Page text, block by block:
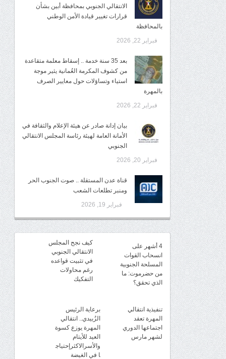
الانتقالي الجنوبي بمحافظة أبين بشأن
قرارات تغيير قيادة الأمن الوطني
بالمحافظة
فبراير 22, 2026
بعد 35 سنة خدمة .. إسقاط معلمة متقاعدة
من كشوف المكرمة العُمانية يثير موجة
استياء وتساؤلات حول معايير الصرف
بالمهرة
فبراير 22, 2026
بيان إدانة صادر عن هيئة الإعلام والثقافة في
الأمانة العامة لهيئة رئاسة المجلس الانتقالي
الجنوبي
فبراير 20, 2026
قناة عدن المستقلة .. صوت الجنوب الحر
ومنبر تطلعات الشعب
فبراير 19, 2026
4 أشهر على
انسحاب القوات
المسلحة الجنوبية
من حضرموت: ما
الذي تحقق؟
كيف نجح المجلس
الانتقالي الجنوبي
في تثبيت قواعده
رغم محاولات
التفكيك
تنفيذية انتقالي
المهرة تعقد
اجتماعها الدوري
لشهر مارس
برعاية الرئيس
الزُبيدي.. انتقالي
المهرة يوزع كسوة
العيد للأيتام
والأسرالاكثرإحتياج
ا في الغيضة